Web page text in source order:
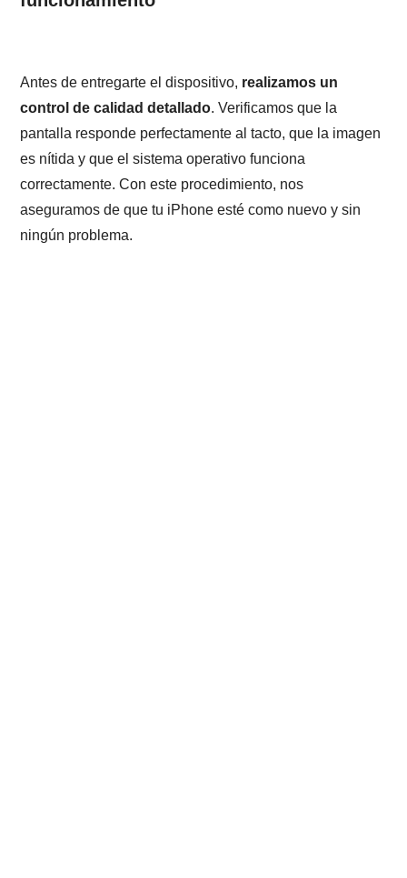
Antes de entregarte el dispositivo, realizamos un
control de calidad detallado. Verificamos que la
pantalla responde perfectamente al tacto, que la imagen
es nítida y que el sistema operativo funciona
correctamente. Con este procedimiento, nos
aseguramos de que tu iPhone esté como nuevo y sin
ningún problema.